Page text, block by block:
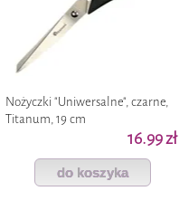
Nożyczki "Uniwersalne", czarne,
Titanum, 19 cm
16.99 zł
do koszyka